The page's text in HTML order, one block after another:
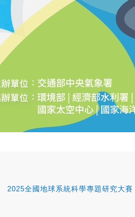
2025全國地球系統科學專題研究大賽